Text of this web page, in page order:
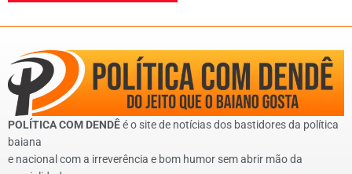
POLÍTICA COM DENDÊé o site de notícias dos bastidores da política
baiana
e nacional com a irreverência e bom humor sem abrir mão da